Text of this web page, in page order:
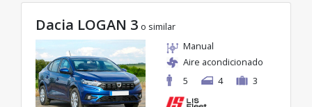
Dacia LOGAN 3 o similar
Manual
Aire acondicionado
5
4 3